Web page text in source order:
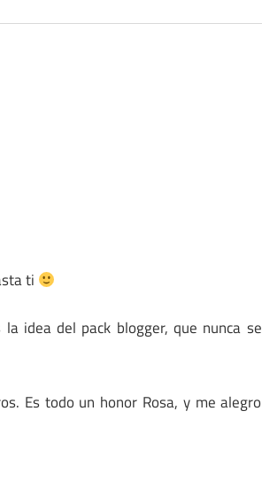
ti
idea del pack blogger, que nunca se
Es todo un honor Rosa, y me alegro